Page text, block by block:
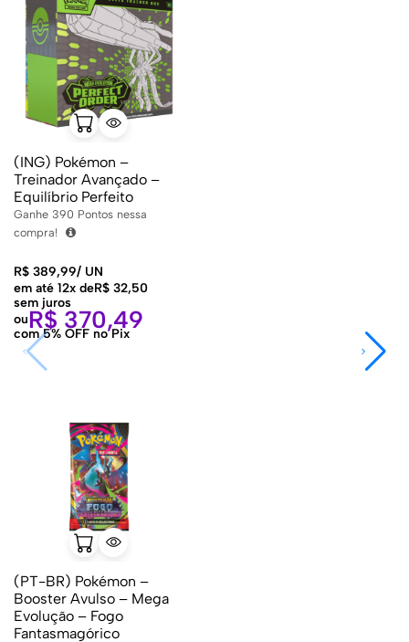
(ING) Pokémon –
Treinador Avançado –
Equilíbrio Perfeito
Ganhe 390 Pontos nessa
compra!
R$ 389,99/ UN
em até 12x deR$ 32,50
sem juros
ouR$ 370,49
com 5% OFF no Pix
(PT-BR) Pokémon –
Booster Avulso – Mega
Evolução – Fogo
Fantasmagórico